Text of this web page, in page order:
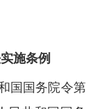
施条例
国国务院令第